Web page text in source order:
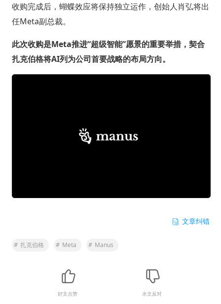
收购完成后，蝴蝶效应将保持独立运作，创始人肖弘将出
任Meta副总裁。
此次收购是Meta推进“超级智能”愿景的重要举措，契合
扎克伯格将AI列为公司首要战略的布局方向。
文章纠错
# 扎克伯格 # Meta # Manus
好文点赞 水文反对